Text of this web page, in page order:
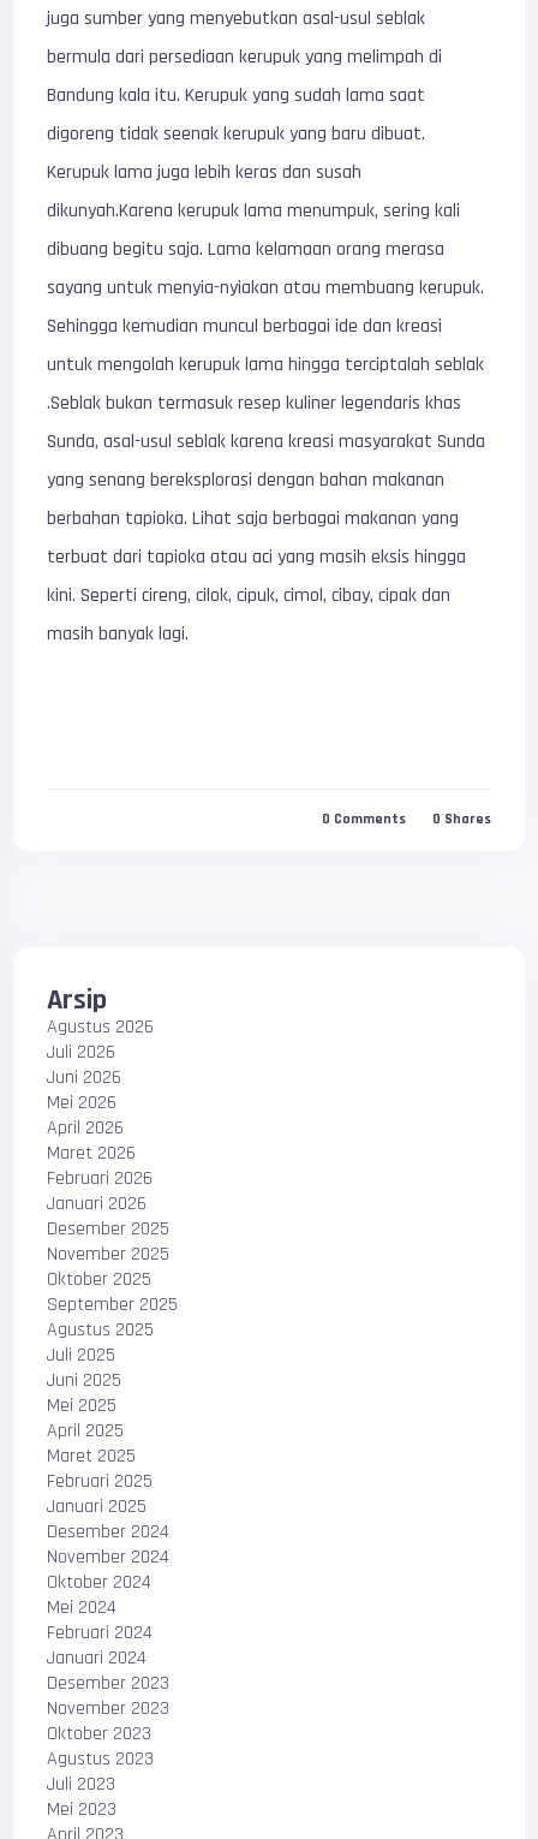
juga sumber yang menyebutkan asal-usul seblak
bermula dari persediaan kerupuk yang melimpah di
Bandung kala itu. Kerupuk yang sudah lama saat
digoreng tidak seenak kerupuk yang baru dibuat.
Kerupuk lama juga lebih keras dan susah
dikunyah.Karena kerupuk lama menumpuk, sering kali
dibuang begitu saja. Lama kelamaan orang merasa
sayang untuk menyia-nyiakan atau membuang kerupuk.
Sehingga kemudian muncul berbagai ide dan kreasi
untuk mengolah kerupuk lama hingga terciptalah seblak
.Seblak bukan termasuk resep kuliner legendaris khas
Sunda, asal-usul seblak karena kreasi masyarakat Sunda
yang senang bereksplorasi dengan bahan makanan
berbahan tapioka. Lihat saja berbagai makanan yang
terbuat dari tapioka atau aci yang masih eksis hingga
kini. Seperti cireng, cilok, cipuk, cimol, cibay, cipak dan
masih banyak lagi.
0 Comments 0 Shares
Arsip
Agustus 2026
Juli 2026
Juni 2026
Mei 2026
April 2026
Maret 2026
Februari 2026
Januari 2026
Desember 2025
November 2025
Oktober 2025
September 2025
Agustus 2025
Juli 2025
Juni 2025
Mei 2025
April 2025
Maret 2025
Februari 2025
Januari 2025
Desember 2024
November 2024
Oktober 2024
Mei 2024
Februari 2024
Januari 2024
Desember 2023
November 2023
Oktober 2023
Agustus 2023
Juli 2023
Mei 2023